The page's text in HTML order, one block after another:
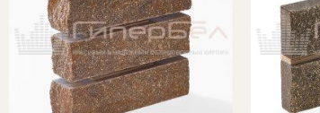
Производство кирпича в России —
автоматическими линиями, есть мелкие
диапазон цен и характеристик товара.
Основные факторы, определяющие